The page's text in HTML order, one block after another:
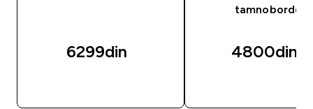
6299din‎
tamnobordo
4800din‎